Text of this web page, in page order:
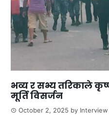
भव्य र सभ्य तरिकाले
मूर्ति विसर्जन
October 2, 2025 by Interview